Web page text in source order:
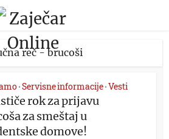
reč - brucoši
•Servisne informacije•Vesti
rok za prijavu
za smeštaj u
domove!